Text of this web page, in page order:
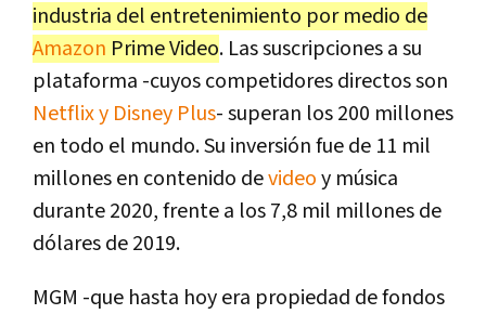
industria del entretenimiento por medio de
Amazon Prime Video. Las suscripciones a su
plataforma -cuyos competidores directos son
Netflix y Disney Plus- superan los 200 millones
en todo el mundo. Su inversión fue de 11 mil
millones en contenido devideoy música
durante 2020, frente a los 7,8 mil millones de
dólares de 2019.
MGM -que hasta hoy era propiedad de fondos